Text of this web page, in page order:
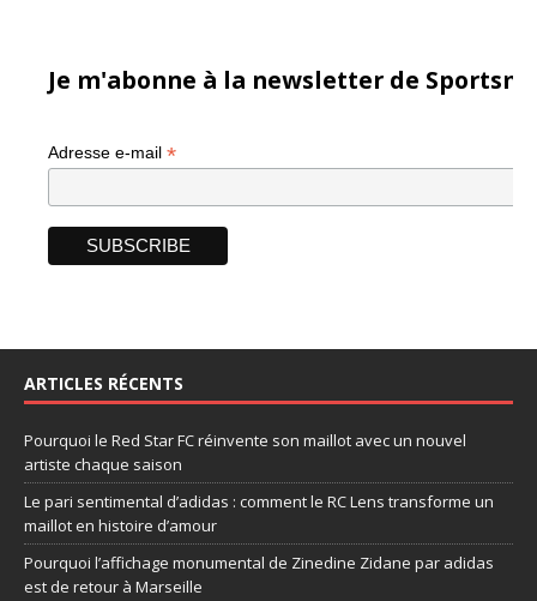
Je m'abonne à la newsletter de
Adresse e-mail *
ARTICLES RÉCENTS
Pourquoi le Red Star FC réinvente son maillot avec un nouvel
artiste chaque saison
Le pari sentimental d’adidas : comment le RC Lens transforme un
maillot en histoire d’amour
Pourquoi l’affichage monumental de Zinedine Zidane par adidas
est de retour à Marseille